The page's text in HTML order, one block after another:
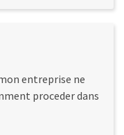
entreprise ne
proceder dans